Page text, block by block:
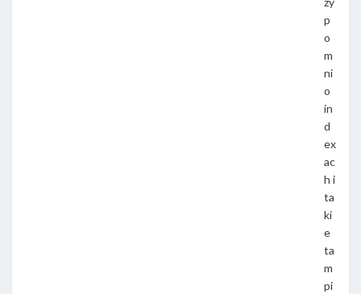
p
o
m
ni
o
in
d
ex
ac
h i
ta
ki
e
ta
m
pi